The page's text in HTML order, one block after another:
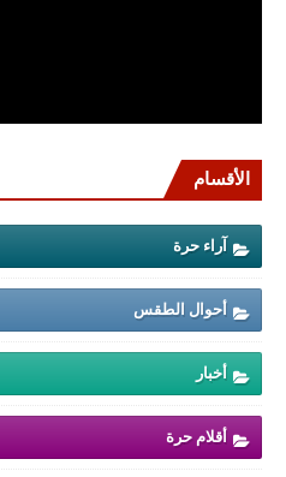
الأقسام
آراء حرة
أحوال الطقس
أخبار
أقلام حرة